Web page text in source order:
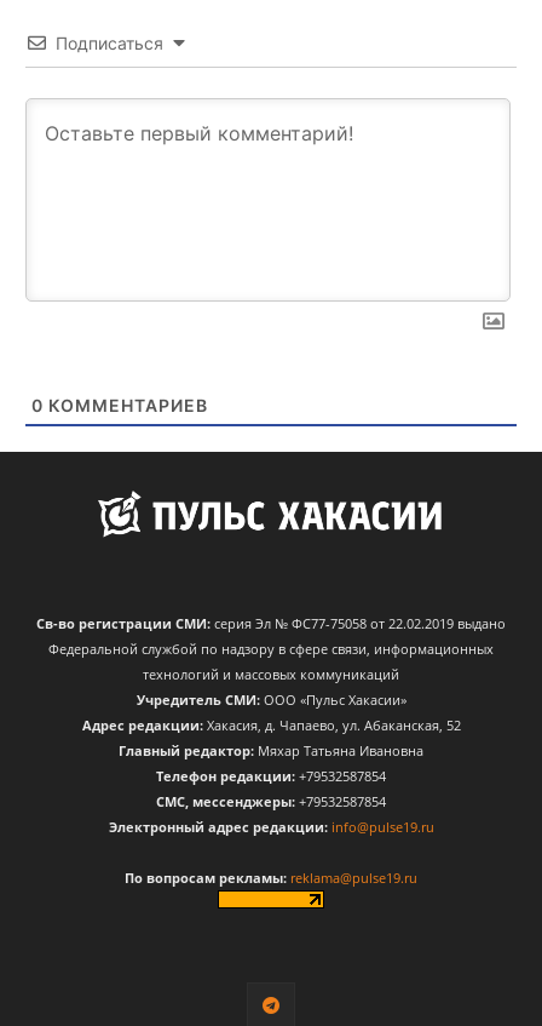
Подписаться
0 КОММЕНТАРИЕВ
Св-во регистрации СМИ: серия Эл № ФС77-75058 от 22.02.2019 выдано
Федеральной службой по надзору в сфере связи, информационных
технологий и массовых коммуникаций
Учредитель СМИ:ООО «Пульс Хакасии»
Адрес редакции:Хакасия, д. Чапаево, ул. Абаканская, 52
Главный редактор: Мяхар Татьяна Ивановна
Телефон редакции: +79532587854
CМС, мессенджеры: +79532587854
Электронный адрес редакции: info@pulse19.ru
По вопросам рекламы: reklama@pulse19.ru